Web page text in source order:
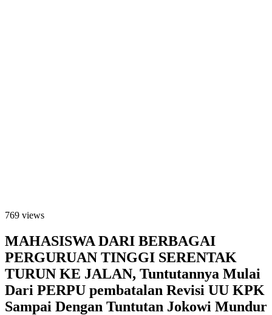
769 views
MAHASISWA DARI BERBAGAI
PERGURUAN TINGGI SERENTAK
TURUN KE JALAN, Tuntutannya Mulai
Dari PERPU pembatalan Revisi UU KPK
Sampai Dengan Tuntutan Jokowi Mundur